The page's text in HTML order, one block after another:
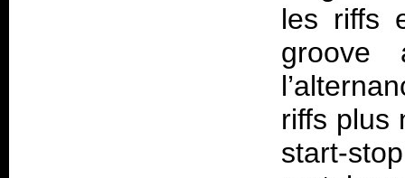
les riffs
groove
riffs plus
start-